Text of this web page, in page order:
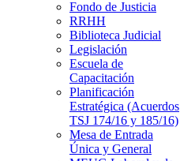
Fondo de Justicia
RRHH
Biblioteca Judicial
Legislación
Escuela de
Capacitación
Planificación
Estratégica (Acuerdos
TSJ 174/16 y 185/16)
Mesa de Entrada
Única y General